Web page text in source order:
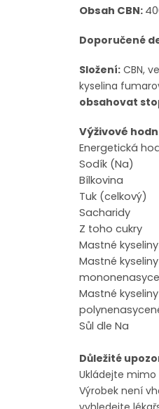
Obsah CBN:
Doporučené
Složení: CBN,
kyselina
obsahovat
Výživové
Energetická
Sodík (Na)
Bílkovina
Tuk (celkový)
Sacharidy
Z toho cukry
Mastné
Mastné kyseliny
Mastné kyseliny
Sůl dle Na
Důležité
Ukládejte
Výrobek není